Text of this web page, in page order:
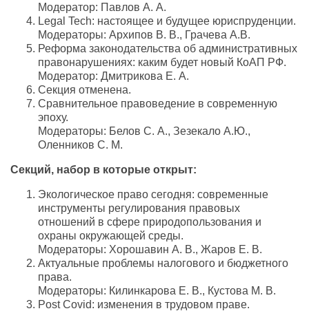
Модератор: Павлов А. А.
Legal Tech: настоящее и будущее юриспруденции.
Модераторы: Архипов В. В., Грачева А.В.
Реформа законодательства об административных
правонарушениях: каким будет новый КоАП РФ.
Модератор: Дмитрикова Е. А.
Секция отменена.
Сравнительное правоведение в современную
эпоху.
Модераторы: Белов С. А., Зезекало А.Ю.,
Оленников С. М.
Секций, набор в которые открыт:
Экологическое право сегодня: современные
инструменты регулирования правовых
отношений в сфере природопользования и
охраны окружающей среды.
Модераторы: Хорошавин А. В., Жаров Е. В.
Актуальные проблемы налогового и бюджетного
права.
Модераторы: Килинкарова Е. В., Кустова М. В.
Post Covid: изменения в трудовом праве.